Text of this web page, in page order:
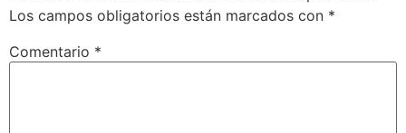
Los campos obligatorios están marcados con *
Comentario *